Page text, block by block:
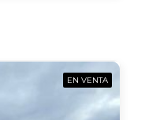
EN VENTA